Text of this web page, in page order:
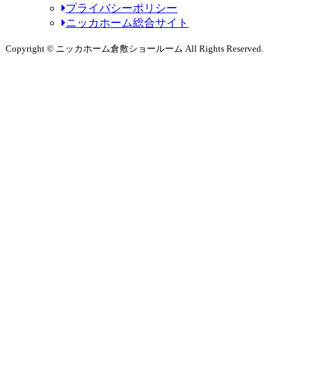
プライバシーポリシー
ニッカホーム総合サイト
Copyright © ニッカホーム倉敷ショールーム All Rights Reserved.